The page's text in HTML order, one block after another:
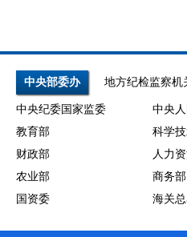
中央部委办 地方纪检监察机
中央纪委国家监委 中央
教育部
科学
财政部
人力
农业部
商务部
国资委
海关